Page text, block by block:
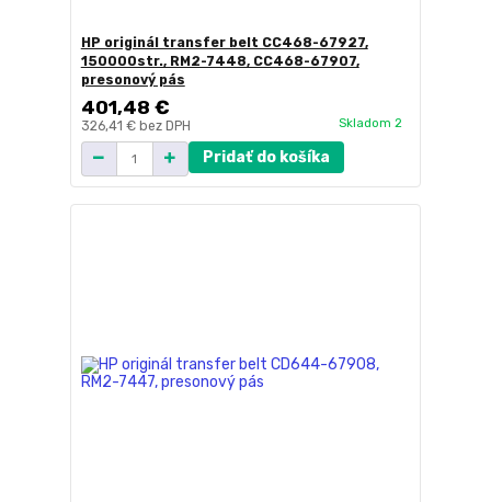
HP originál transfer belt CC468-67927,
150000str., RM2-7448, CC468-67907,
presonový pás
401,48 €
326,41 € bez DPH Skladom 2
Pridať do košíka